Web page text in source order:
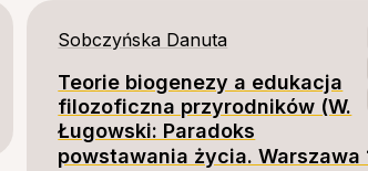
Sobczyńska Danuta
Teorie biogenezy a edukacja
filozoficzna przyrodników (W.
Ługowski: Paradoks
powstawania życia. Warszawa